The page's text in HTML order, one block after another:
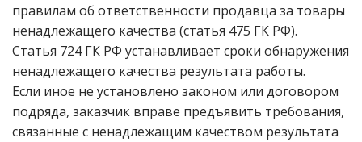
правилам об ответственности продавца за товары
ненадлежащего качества (статья 475 ГК РФ).
Статья 724 ГК РФ устанавливает сроки обнаружения
ненадлежащего качества результата работы.
Если иное не установлено законом или договором
подряда, заказчик вправе предъявить требования,
связанные с ненадлежащим качеством результата